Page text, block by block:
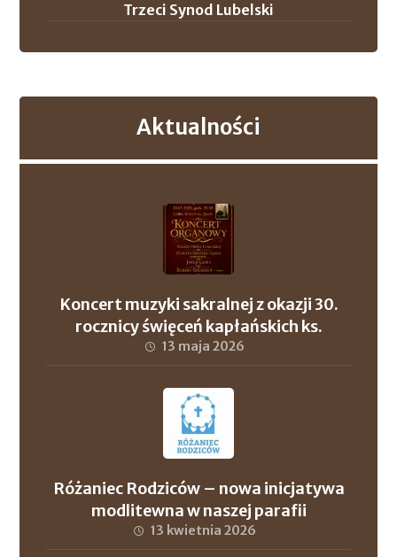
Trzeci Synod Lubelski
Aktualności
Koncert muzyki sakralnej z okazji 30.
rocznicy święceń kapłańskich ks.
proboszcza Andrzeja Szuleja oraz ks. dr.
13 maja 2026
Różaniec Rodziców – nowa inicjatywa
modlitewna w naszej parafii
13 kwietnia 2026